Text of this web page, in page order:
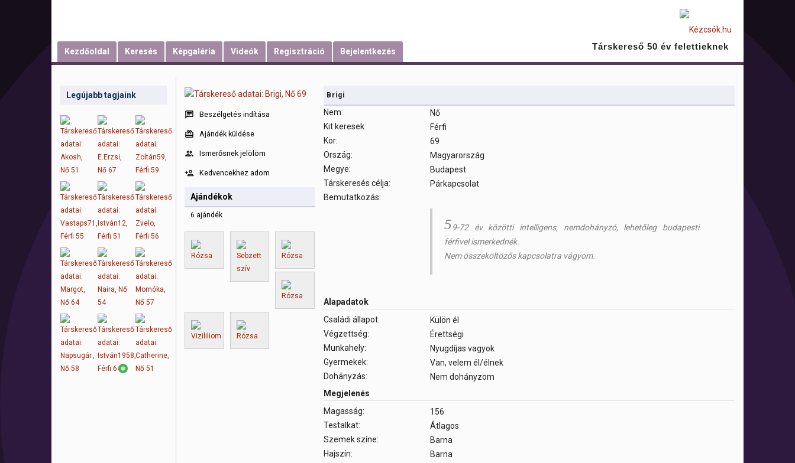
Kezdőoldal Keresés Képgaléria Videók Regisztráció Bejelentkezés Társkereső 50 év felettieknek
Legújabb tagjaink
Beszélgetés indítása
Ajándék küldése
Ismerősnek jelölöm
Kedvencekhez adom
Ajándékok
6 ajándék
Brigi
Nem:
Nő
Kit keresek:
Férfi
Kor:
69
Ország:
Magyarország
Megye:
Budapest
Társkeresés célja:
Párkapcsolat
Bemutatkozás:
59-72 év közötti intelligens, nemdohányzó, lehetőleg budapesti
férfivel ismerkednék.
Nem összeköltözős kapcsolatra vágyom.
Alapadatok
Családi állapot:
Külön él
Végzettség:
Érettségi
Munkahely:
Nyugdíjas vagyok
Gyermekek:
Van, velem él/élnek
Dohányzás:
Nem dohányzom
Megjelenés
Magasság:
156
Testalkat:
Átlagos
Szemek színe:
Barna
Hajszín:
Barna